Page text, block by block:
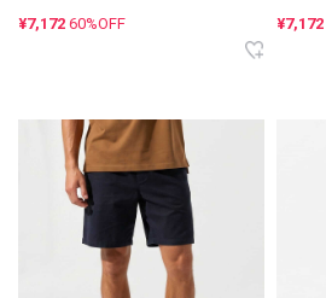
¥7,172 60%OFF ¥7,172